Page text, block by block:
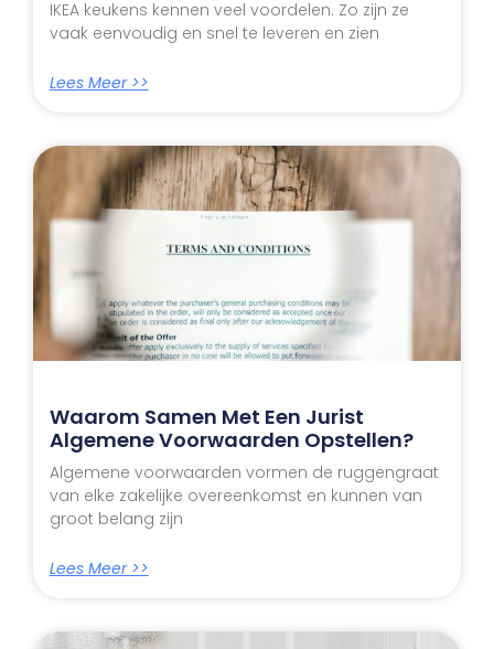
IKEA keukens kennen veel voordelen. Zo zijn ze
vaak eenvoudig en snel te leveren en zien
Lees Meer >>
Waarom Samen Met Een Jurist
Algemene Voorwaarden Opstellen?
Algemene voorwaarden vormen de ruggengraat
van elke zakelijke overeenkomst en kunnen van
groot belang zijn
Lees Meer >>